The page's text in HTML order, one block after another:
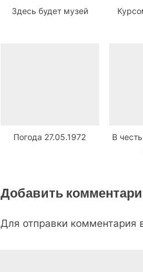
Здесь будет музей
Погода 27.05.1972
В
Добавить
Для отправки комментария